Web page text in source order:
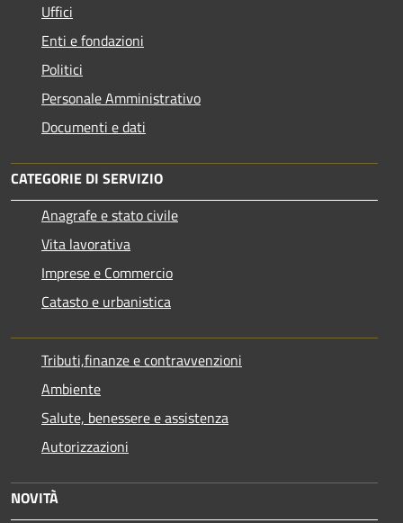
Uffici
Enti e fondazioni
Politici
Personale Amministrativo
Documenti e dati
CATEGORIE DI SERVIZIO
Anagrafe e stato civile
Vita lavorativa
Imprese e Commercio
Catasto e urbanistica
Tributi,finanze e contravvenzioni
Ambiente
Salute, benessere e assistenza
Autorizzazioni
NOVITÀ